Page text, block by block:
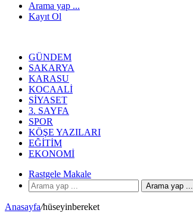
Arama yap ...
Kayıt Ol
GÜNDEM
SAKARYA
KARASU
KOCAALI
SIYASET
3. SAYFA
SPOR
KÖŞE YAZILARI
EĞITIM
EKONOMI
Rastgele Makale
Arama yap ...
Anasayfa/hüseyinbereket